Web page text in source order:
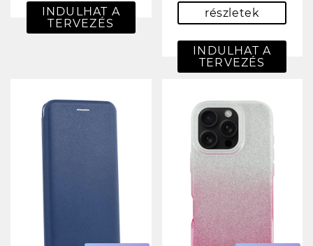
INDULHAT A
TERVEZÉS
részletek
INDULHAT A
TERVEZÉS